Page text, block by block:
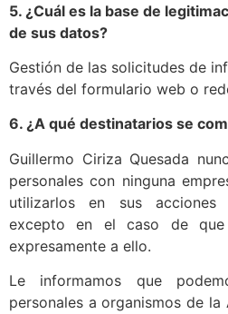
5. ¿Cuál es la base de
de sus datos?
Gestión de las solicitudes de
través del formulario web o
6. ¿A qué destinatarios se
Guillermo Ciriza Quesada
personales con ninguna
utilizarlos en sus acciones
excepto en el caso de que
expresamente a ello.
Le informamos que
personales a organismos de